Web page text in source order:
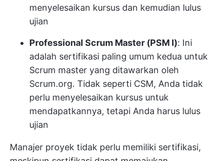
menyelesaikan kursus dan kemudian lulus
ujian
Professional Scrum Master (PSM I): Ini
adalah sertifikasi paling umum kedua untuk
Scrum master yang ditawarkan oleh
Scrum.org. Tidak seperti CSM, Anda tidak
perlu menyelesaikan kursus untuk
mendapatkannya, tetapi Anda harus lulus
ujian
Manajer proyek tidak perlu memiliki sertifikasi,